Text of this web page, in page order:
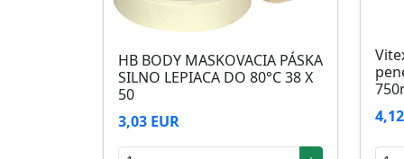
HB BODY MASKOVACIA PÁSKA
SILNO LEPIACA DO 80°C 38 X
50
3,03 EUR